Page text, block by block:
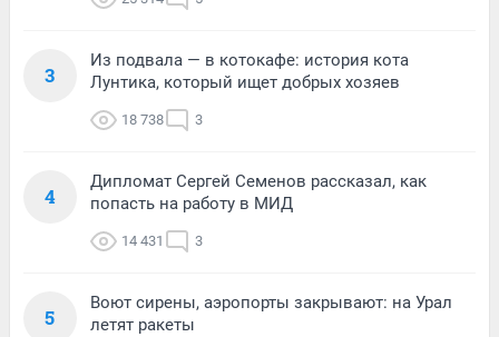
3
Из подвала — в котокафе: история кота
Лунтика, который ищет добрых хозяев
18 738 3
4
Дипломат Сергей Семенов рассказал, как
попасть на работу в МИД
14 431 3
5
Воют сирены, аэропорты закрывают: на Урал
летят ракеты